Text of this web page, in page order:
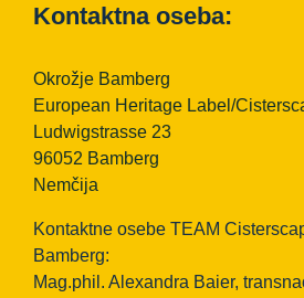
Kontaktna oseba:
Okrožje Bamberg
European Heritage Label/
Ludwigstrasse 23
96052 Bamberg
Nemčija
Kontaktne osebe TEAM
Bamberg:
Mag.phil. Alexandra Baier,